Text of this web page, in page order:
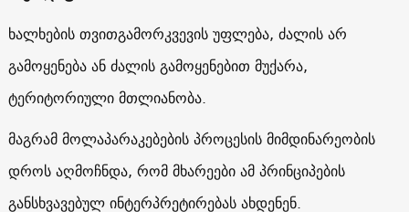
ხალხების თვითგამორკვევის უფლება, ძალის არ
გამოყენება ან ძალის გამოყენებით მუქარა,
ტერიტორიული მთლიანობა.
მაგრამ მოლაპარაკებების პროცესის მიმდინარეობის
დროს აღმოჩნდა, რომ მხარეები ამ პრინციპების
განსხვავებულ ინტერპრეტირებას ახდენენ.